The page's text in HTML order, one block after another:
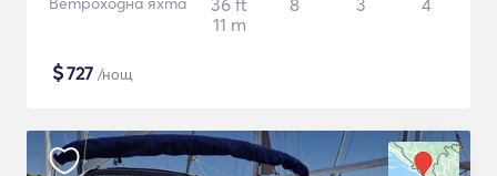
36 ft
11 m
8 3 4
$727 /нощ